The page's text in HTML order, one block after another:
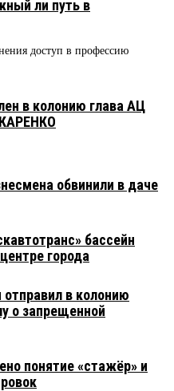
ли путь в
доступ в профессию
в колонию глава АЦ
обвинили в даче
бассейн
города
в колонию
о запрещенной
понятие «стажёр» и